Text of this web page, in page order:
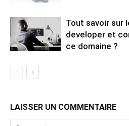
Tout savoir sur
developer et
ce domaine ?
LAISSER UN COMMENTAIRE